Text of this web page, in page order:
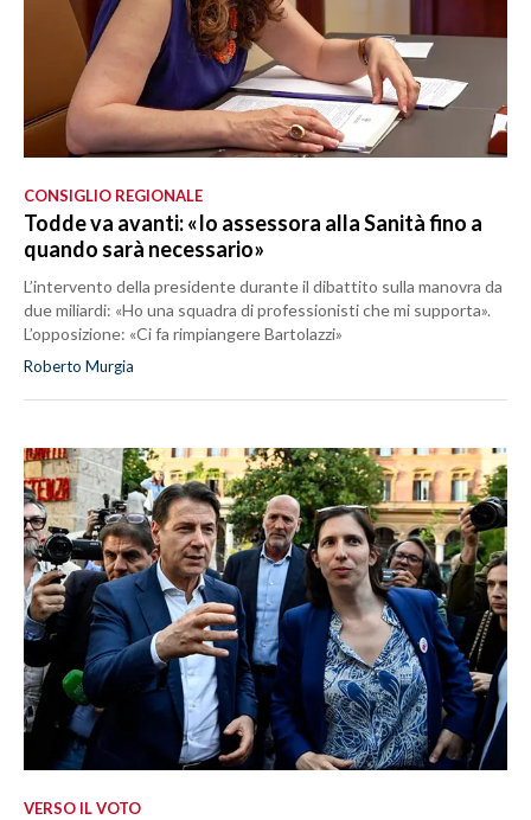
CONSIGLIO REGIONALE
Todde va avanti: «Io assessora alla Sanità fino a
quando sarà necessario»
L’intervento della presidente durante il dibattito sulla manovra da
due miliardi: «Ho una squadra di professionisti che mi supporta».
L’opposizione: «Ci fa rimpiangere Bartolazzi»
Roberto Murgia
VERSO IL VOTO